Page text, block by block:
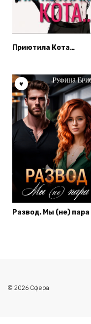
Приютила Кота…
Развод. Мы (не) пара
© 2026 Сфера